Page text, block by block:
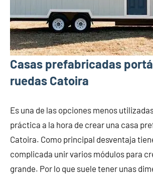
Casas prefabricadas
ruedas Catoira
Es una de las opciones menos
práctica a la hora de crear una casa
Catoira. Como principal desventaja
complicada unir varios módulos para
grande. Por lo que suele tener unas